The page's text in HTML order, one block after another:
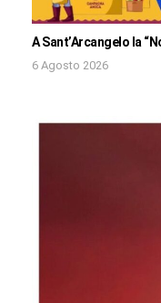
A Sant’Arcangelo la
6 Agosto 2026